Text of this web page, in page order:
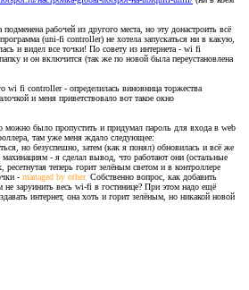
рабочей из другого места, но эту донастроить всё
(uni-fi controller) не хотела запускаться ни в какую,
и видел все точки! По совету из интернета - wi fi
и он включится (так же по новой была переустановлена
wi fi controller - определилась виновница торжества
и меня приветствовало вот такое окно
можно было пропустить и придумал пароль для входа в web
там уже меня ждало следующее:
но безуспешно, затем (как я понял) обновилась и всё же
- я сделал вывод, что работают они (остальные
ресетнутая теперь горит зелёным светом и в контроллере
- managed by other. Собственно вопрос, как добавить
заруинить весь wi-fi в гостинице? При этом надо ещё
интернет, она хоть и горит зелёным, но никакой новой